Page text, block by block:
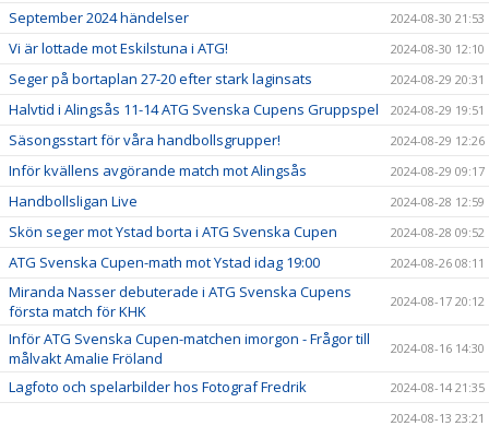
September 2024 händelser 2024-08-30 21:53
Vi är lottade mot Eskilstuna i ATG! 2024-08-30 12:10
Seger på bortaplan 27-20 efter stark laginsats 2024-08-29 20:31
Halvtid i Alingsås 11-14 ATG Svenska Cupens Gruppspel 2024-08-29 19:51
Säsongsstart för våra handbollsgrupper! 2024-08-29 12:26
Inför kvällens avgörande match mot Alingsås 2024-08-29 09:17
Handbollsligan Live 2024-08-28 12:59
Skön seger mot Ystad borta i ATG Svenska Cupen 2024-08-28 09:52
ATG Svenska Cupen-math mot Ystad idag 19:00 2024-08-26 08:11
Miranda Nasser debuterade i ATG Svenska Cupens
första match för KHK
2024-08-17 20:12
Inför ATG Svenska Cupen-matchen imorgon - Frågor till
målvakt Amalie Fröland
2024-08-16 14:30
Lagfoto och spelarbilder hos Fotograf Fredrik
2024-08-14 21:35
2024-08-13 23:21